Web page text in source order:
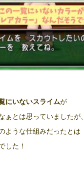
にいないスライムが
ぁとは思っていましたが、
ような仕組みだったとは
した！